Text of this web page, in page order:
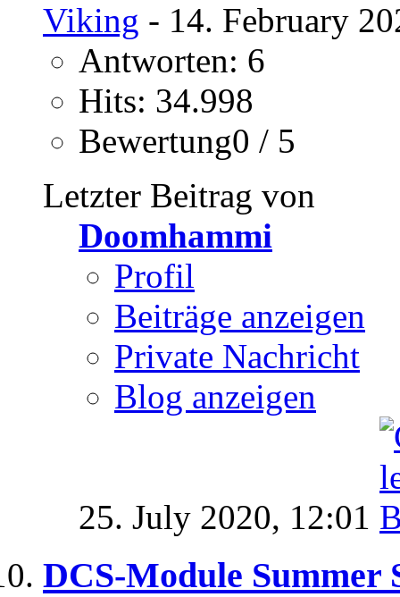
Viking - 14. February
Antworten: 6
Hits: 34.998
Bewertung0 / 5
Letzter Beitrag von
Doomhammi
Profil
Beiträge anzeigen
Private Nachricht
Blog anzeigen
25. July 2020, 12:01
DCS-Module Summer